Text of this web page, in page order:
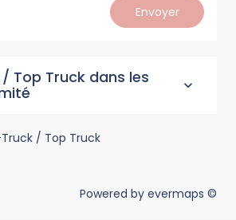
Envoyer
Top Truck dans les
/ Top Truck
Powered by evermaps ©